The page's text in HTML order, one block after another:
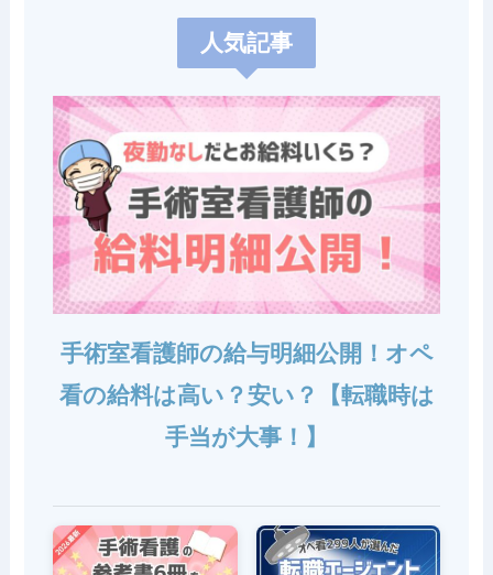
人気記事
手術室看護師の給与明細公開！オペ
看の給料は高い？安い？【転職時は
手当が大事！】